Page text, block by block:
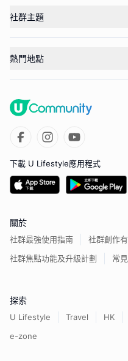
社群主題
熱門地點
下載 U Lifestyle應用程式
關於
社群最強使用指南
社群創作
社群焦點功能及升級計劃
常
探索
U Lifestyle Travel HK
e-zone